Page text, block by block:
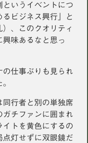
というイベントにつ
ビジネス興行」と
、このクオリティ
味あるなと思っ
仕事ぶりも見られ
同行者と別の単独席
ガチファンに囲まれ
イトを黄色にするの
点灯せずに双眼鏡だ